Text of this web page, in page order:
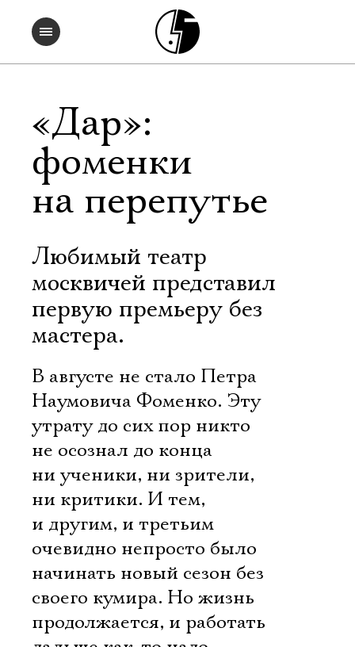
«Дар»:
фоменки
на перепутье
Любимый театр
москвичей представил
первую премьеру без
мастера.
В августе не стало Петра
Наумовича Фоменко. Эту
утрату до сих пор никто
не осознал до конца 
ни ученики, ни зрители,
ни критики. И тем,
и другим, и третьим
очевидно непросто было
начинать новый сезон без
своего кумира. Но жизнь
продолжается, и работать